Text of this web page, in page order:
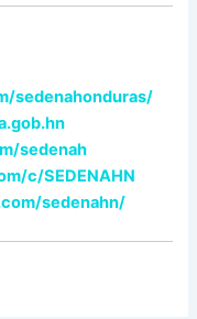
sedenahonduras/
sedenah
c/SEDENAHN
sedenahn/